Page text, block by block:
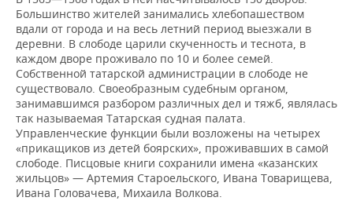
Большинство жителей занимались хлебопашеством
вдали от города и на весь летний период выезжали в
деревни. В слободе царили скученность и теснота, в
каждом дворе проживало по 10 и более семей.
Собственной татарской администрации в слободе не
существовало. Своеобразным судебным органом,
занимавшимся разбором различных дел и тяжб, являлась
так называемая Татарская судная палата.
Управленческие функции были возложены на четырех
«прикащиков из детей боярских», проживавших в самой
слободе. Писцовые книги сохранили имена «ка­занских
жильцов» — Артемия Староельского, Ивана Товарищева,
Ивана Головачева, Михаила Волкова.